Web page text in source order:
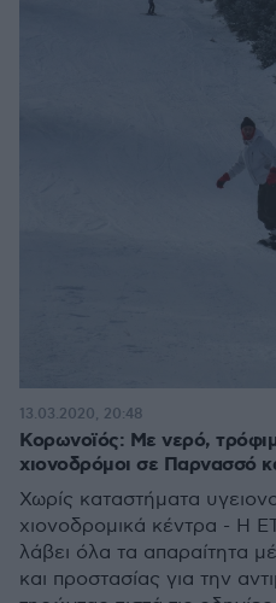
Κορωνοϊός: Με νερό,
χιονοδρόμοι σε Παρνασσό
Χωρίς καταστήματα
χιονοδρομικά κέντρα - Η
λάβει όλα τα απαραίτητα
και προστασίας για την
13.03.2020, 20:48